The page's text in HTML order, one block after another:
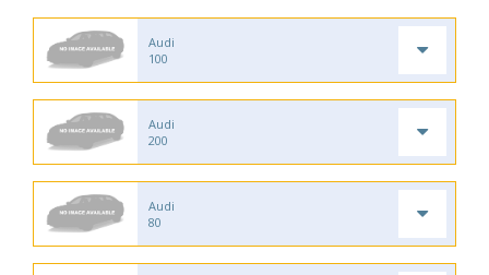
Audi
100
Audi
200
Audi
80